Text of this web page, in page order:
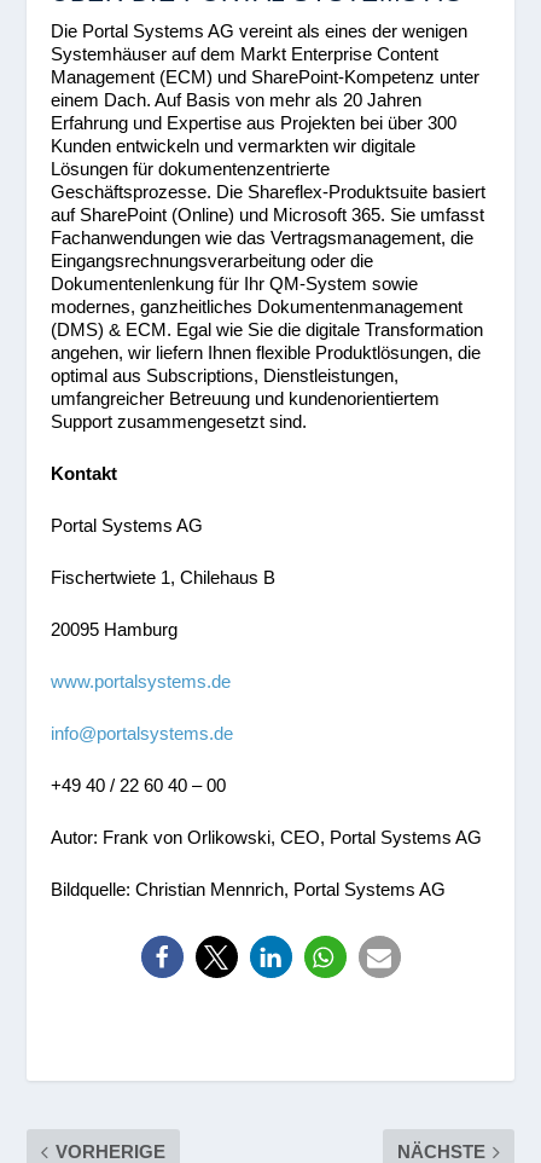
Die Portal Systems AG vereint als eines der wenigen
Systemhäuser auf dem Markt Enterprise Content
Management (ECM) und SharePoint-Kompetenz unter
einem Dach. Auf Basis von mehr als 20 Jahren
Erfahrung und Expertise aus Projekten bei über 300
Kunden entwickeln und vermarkten wir digitale
Lösungen für dokumentenzentrierte
Geschäftsprozesse. Die Shareflex-Produktsuite basiert
auf SharePoint (Online) und Microsoft 365. Sie umfasst
Fachanwendungen wie das Vertragsmanagement, die
Eingangsrechnungsverarbeitung oder die
Dokumentenlenkung für Ihr QM-System sowie
modernes, ganzheitliches Dokumentenmanagement
(DMS) & ECM. Egal wie Sie die digitale Transformation
angehen, wir liefern Ihnen flexible Produktlösungen, die
optimal aus Subscriptions, Dienstleistungen,
umfangreicher Betreuung und kundenorientiertem
Support zusammengesetzt sind.
Kontakt
Portal Systems AG
Fischertwiete 1, Chilehaus B
20095 Hamburg
www.portalsystems.de
info@portalsystems.de
+49 40 / 22 60 40 – 00
Autor: Frank von Orlikowski, CEO, Portal Systems AG
Bildquelle: Christian Mennrich, Portal Systems AG
VORHERIGE NÄCHSTE